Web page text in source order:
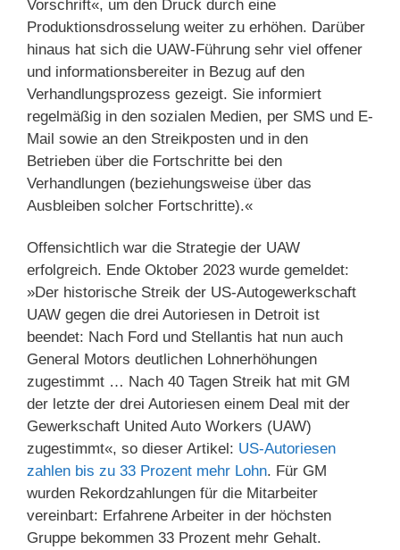
Vorschrift«, um den Druck durch eine
Produktionsdrosselung weiter zu erhöhen. Darüber
hinaus hat sich die UAW-Führung sehr viel offener
und informationsbereiter in Bezug auf den
Verhandlungsprozess gezeigt. Sie informiert
regelmäßig in den sozialen Medien, per SMS und E-
Mail sowie an den Streikposten und in den
Betrieben über die Fortschritte bei den
Verhandlungen (beziehungsweise über das
Ausbleiben solcher Fortschritte).«
Offensichtlich war die Strategie der UAW
erfolgreich. Ende Oktober 2023 wurde gemeldet:
»Der historische Streik der US-Autogewerkschaft
UAW gegen die drei Autoriesen in Detroit ist
beendet: Nach Ford und Stellantis hat nun auch
General Motors deutlichen Lohnerhöhungen
zugestimmt … Nach 40 Tagen Streik hat mit GM
der letzte der drei Autoriesen einem Deal mit der
Gewerkschaft United Auto Workers (UAW)
zugestimmt«, so dieser Artikel: US-Autoriesen
zahlen bis zu 33 Prozent mehr Lohn. Für GM
wurden Rekordzahlungen für die Mitarbeiter
vereinbart: Erfahrene Arbeiter in der höchsten
Gruppe bekommen 33 Prozent mehr Gehalt.